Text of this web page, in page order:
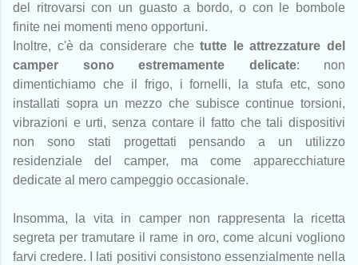
del ritrovarsi con un guasto a bordo, o con le bombole
finite nei momenti meno opportuni.
Inoltre, c'è da considerare chetutte le attrezzature del
camper sono estremamente delicate: non
dimentichiamo che il frigo, i fornelli, la stufa etc, sono
installati sopra un mezzo che subisce continue torsioni,
vibrazioni e urti, senza contare il fatto che tali dispositivi
non sono stati progettati pensando a un utilizzo
residenziale del camper, ma come apparecchiature
dedicate al mero campeggio occasionale.
Insomma, la vita in camper non rappresenta la ricetta
segreta per tramutare il rame in oro, come alcuni vogliono
farvi credere. I lati positivi consistono essenzialmente nella